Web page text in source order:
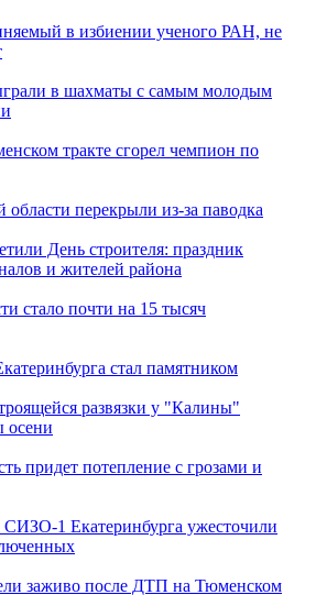
в избиении ученого РАН, не
в шахматы с самым молодым
тракте сгорел чемпион по
области перекрыли из-за паводка
День строителя: праздник
и жителей района
стало почти на 15 тысяч
стал памятником
развязки у "Калины"
осени
придет потепление с грозами и
1 Екатеринбурга ужесточили
заживо после ДТП на Тюменском